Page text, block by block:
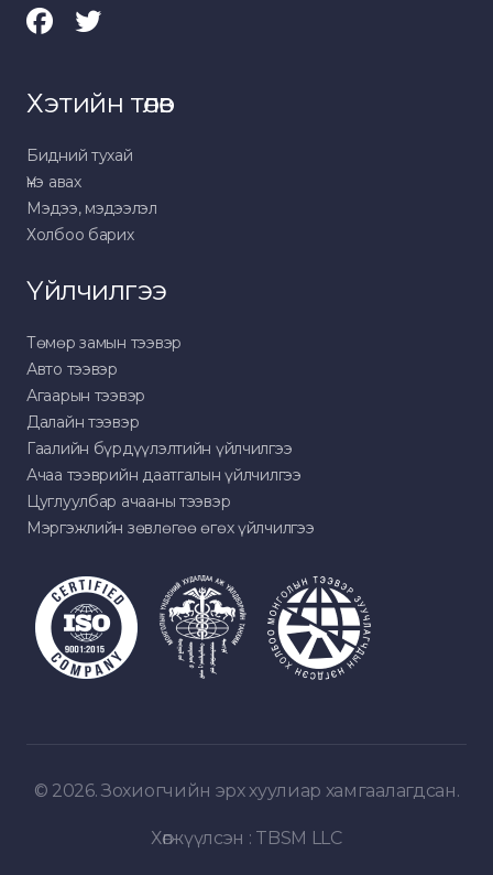
Хэтийн төлөв
Бидний тухай
Үнэ авах
Мэдээ, мэдээлэл
Холбоо барих
Үйлчилгээ
Төмөр замын тээвэр
Авто тээвэр
Агаарын тээвэр
Далайн тээвэр
Гаалийн бүрдүүлэлтийн үйлчилгээ
Ачаа тээврийн даатгалын үйлчилгээ
Цуглуулбар ачааны тээвэр
Мэргэжлийн зөвлөгөө өгөх үйлчилгээ
© 2026. Зохиогчийн эрх хуулиар хамгаалагдсан.
Хөгжүүлсэн : TBSM LLC